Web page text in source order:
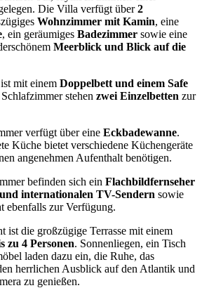
Die Villa verfügt über2
Wohnzimmer mit Kamin, eine
, ein geräumiges Badezimmer sowie eine
Meerblick und Blick auf die
mit einem Doppelbett und einem Safe
stehen zwei Einzelbetten zur
verfügt über eine Eckbadewanne.
Küche bietet verschiedene Küchengeräte
angenehmen Aufenthalt benötigen.
befinden sich ein Flachbildfernseher
internationalen TV-Sendern sowie
ebenfalls zur Verfügung.
ist die großzügige Terrasse mit einem
zu 4 Personen. Sonnenliegen, ein Tisch
laden dazu ein, die Ruhe, das
herrlichen Ausblick auf den Atlantik und
zu genießen.